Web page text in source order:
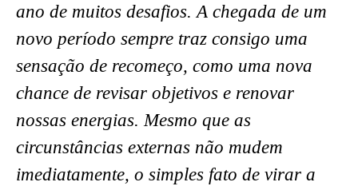
ano de muitos desafios. A chegada de um
novo período sempre traz consigo uma
sensação de recomeço, como uma nova
chance de revisar objetivos e renovar
nossas energias. Mesmo que as
circunstâncias externas não mudem
imediatamente, o simples fato de virar a